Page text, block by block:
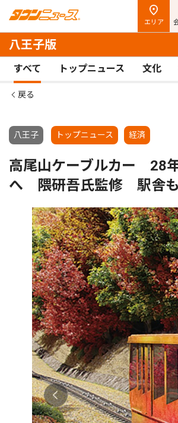
エリア
八王子版
すべて トップニュース 文化
戻る
八王子 トップニュース 経済
高尾山ケーブルカー 28
へ 隈研吾氏監修 駅舎